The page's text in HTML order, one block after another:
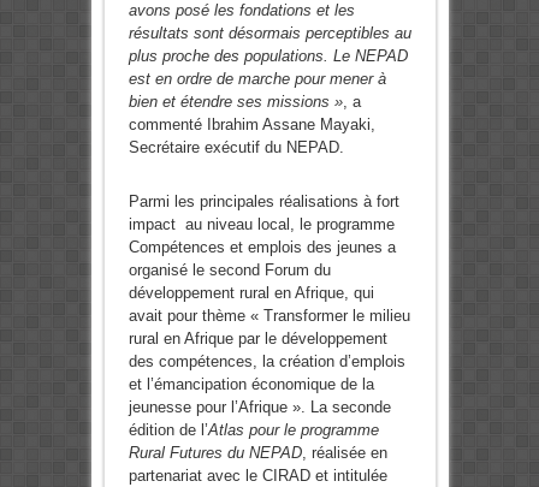
avons posé les fondations et les
résultats sont désormais perceptibles au
plus proche des populations. Le NEPAD
est en ordre de marche pour mener à
bien et étendre ses missions », a
commenté Ibrahim Assane Mayaki,
Secrétaire exécutif du NEPAD.
Parmi les principales réalisations à fort
impact au niveau local, le programme
Compétences et emplois des jeunes a
organisé le second Forum du
développement rural en Afrique, qui
avait pour thème « Transformer le milieu
rural en Afrique par le développement
des compétences, la création d’emplois
et l’émancipation économique de la
jeunesse pour l’Afrique ». La seconde
édition de l’Atlas pour le programme
Rural Futures du NEPAD, réalisée en
partenariat avec le CIRAD et intitulée